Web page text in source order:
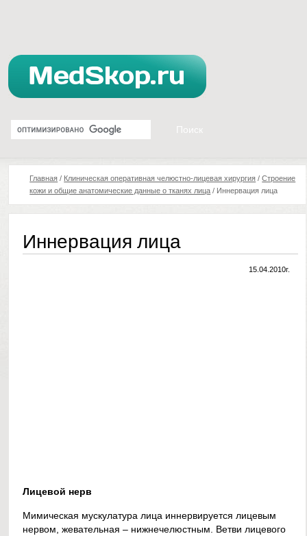
Главная / Клиническая оперативная челюстно-лицевая хирургия /Строение
кожи и общие анатомические данные о тканях лица / Иннервация лица
Иннервация лица
15.04.2010г.
Лицевой нерв
Мимическая мускулатура лица иннервируется лицевым
нервом, жевательная – нижнечелюстным. Ветви лицевого